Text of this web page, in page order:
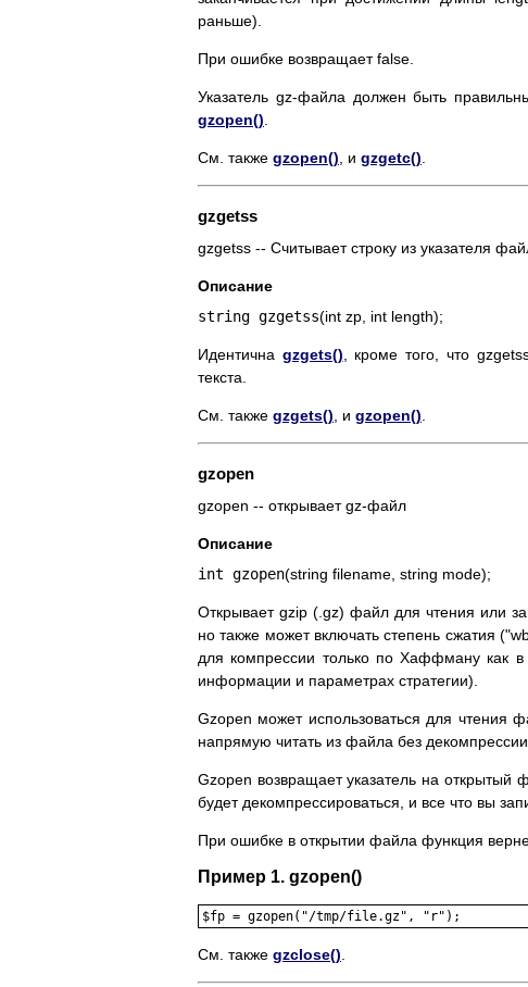
раньше).
При ошибке возвращает false.
Указатель gz-файла должен быть
gzopen()
См. также gzopen() , и gzgetc()
gzgetss
gzgetss -- Считывает строку из указателя
Описание
string gzgetss(int zp, int length);
Идентична gzgets() , кроме того, что
текста.
См. также gzgets() , и gzopen()
gzopen
gzopen -- открывает gz-файл
Описание
int gzopen(string filename, string mode);
Открывает gzip (.gz) файл для чтения или
но также может включать степень сжатия
для компрессии только по Хаффману как
информации и параметрах стратегии).
Gzopen может использоваться для
напрямую читать из файла без декомпрессии.
Gzopen возвращает указатель на открытый
будет декомпрессироваться, и все что вы
При ошибке в открытии файла функция
Пример 1. gzopen()
$fp = gzopen("/tmp/file.gz", "r");
См. также gzclose()